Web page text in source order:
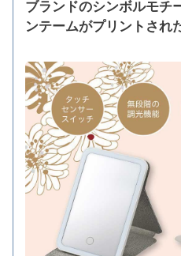
ブランドのシンボルモチ
ンテームがプリントされ